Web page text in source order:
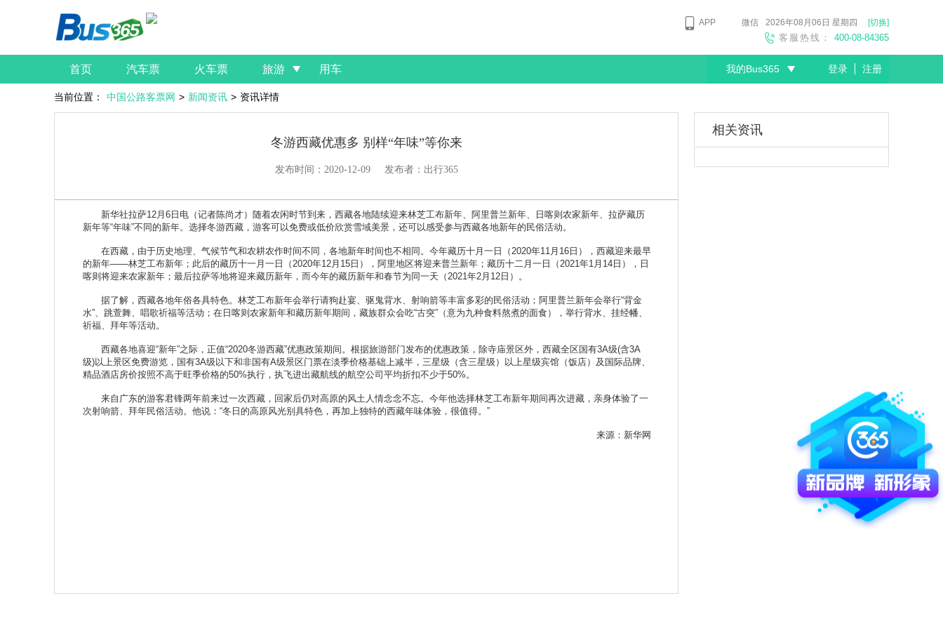
APP 微信 2026年08月06日 星期四 [切换]
客服热线： 400-08-84365
首页 汽车票 火车票 旅游 用车 我的Bus365 登录 注册
当前位置： 中国公路客票网 > 新闻资讯 > 资讯详情
冬游西藏优惠多 别样“年味”等你来
发布时间： 2020-12-09发布者：出行365
新华社拉萨12月6日电（记者陈尚才）随着农闲时节到来，西藏各地陆续迎来林芝工布新年、阿里普兰新年、日喀则农家新年、拉萨藏历
新年等“年味”不同的新年。选择冬游西藏，游客可以免费或低价欣赏雪域美景，还可以感受参与西藏各地新年的民俗活动。
在西藏，由于历史地理、气候节气和农耕农作时间不同，各地新年时间也不相同。今年藏历十月一日（2020年11月16日），西藏迎来最早
的新年——林芝工布新年；此后的藏历十一月一日（2020年12月15日），阿里地区将迎来普兰新年；藏历十二月一日（2021年1月14日），日
喀则将迎来农家新年；最后拉萨等地将迎来藏历新年，而今年的藏历新年和春节为同一天（2021年2月12日）。
据了解，西藏各地年俗各具特色。林芝工布新年会举行请狗赴宴、驱鬼背水、射响箭等丰富多彩的民俗活动；阿里普兰新年会举行“背金
水”、跳萱舞、唱歌祈福等活动；在日喀则农家新年和藏历新年期间，藏族群众会吃“古突”（意为九种食料熬煮的面食），举行背水、挂经幡、
祈福、拜年等活动。
西藏各地喜迎“新年”之际，正值“2020冬游西藏”优惠政策期间。根据旅游部门发布的优惠政策，除寺庙景区外，西藏全区国有3A级(含3A
级)以上景区免费游览，国有3A级以下和非国有A级景区门票在淡季价格基础上减半，三星级（含三星级）以上星级宾馆（饭店）及国际品牌、
精品酒店房价按照不高于旺季价格的50%执行，执飞进出藏航线的航空公司平均折扣不少于50%。
来自广东的游客君锋两年前来过一次西藏，回家后仍对高原的风土人情念念不忘。今年他选择林芝工布新年期间再次进藏，亲身体验了一
次射响箭、拜年民俗活动。他说：“冬日的高原风光别具特色，再加上独特的西藏年味体验，很值得。”
来源：新华网
相关资讯